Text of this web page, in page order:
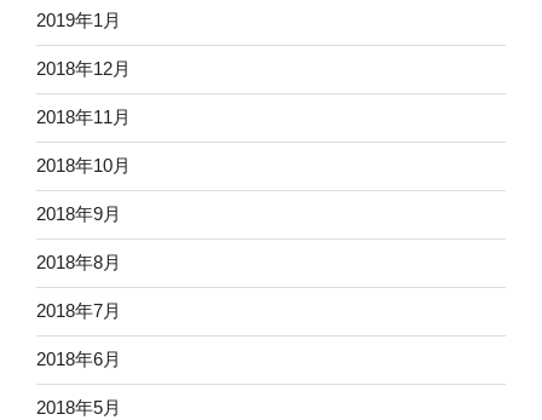
2019年1月
2018年12月
2018年11月
2018年10月
2018年9月
2018年8月
2018年7月
2018年6月
2018年5月